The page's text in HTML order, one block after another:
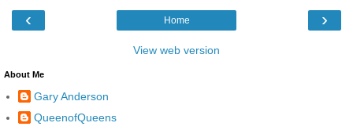
‹ ›
Home
View web version
About Me
Gary Anderson
QueenofQueens